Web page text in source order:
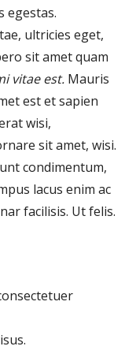
egestas.
ultricies eget,
sit amet quam
vitae est. Mauris
est et sapien
wisi,
sit amet, wisi.
condimentum,
lacus enim ac
facilisis. Ut felis.